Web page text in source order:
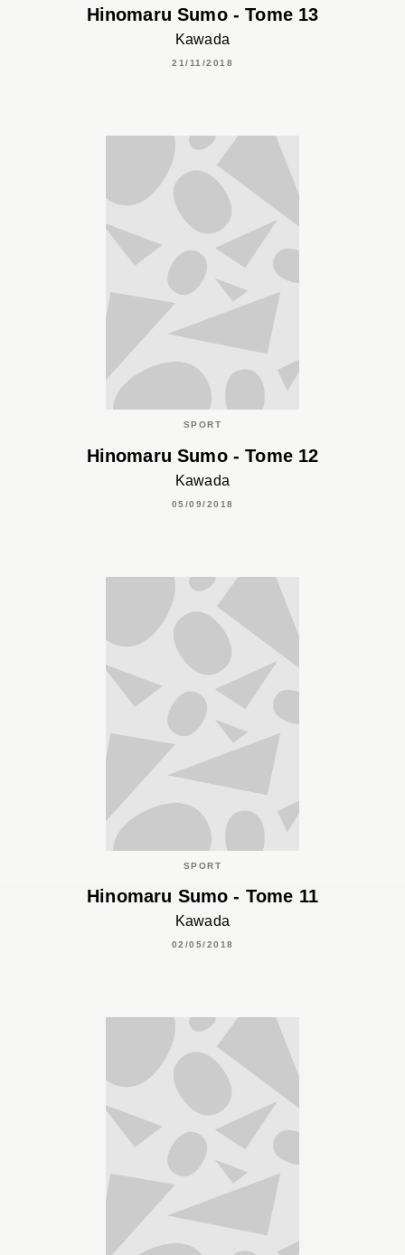
Hinomaru Sumo - Tome 13
Kawada
21/11/2018
SPORT
Hinomaru Sumo - Tome 12
Kawada
05/09/2018
SPORT
Hinomaru Sumo - Tome 11
Kawada
02/05/2018